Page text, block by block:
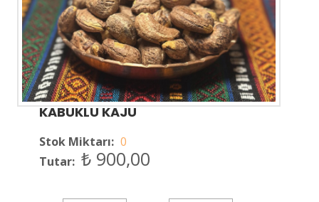
KABUKLU KAJU
Stok Miktarı: 0
Tutar: ₺ 900,00